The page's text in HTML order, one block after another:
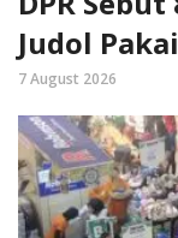
Judol
7 August 2026